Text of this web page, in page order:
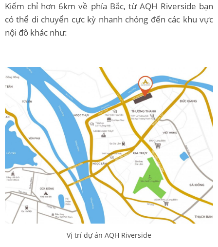
Kiếm chỉ hơn 6km về phía Bắc, từ AQH Riverside bạn
có thể di chuyển cực kỳ nhanh chóng đến các khu vực
nội đô khác như:
Vị trí dự án AQH Riverside